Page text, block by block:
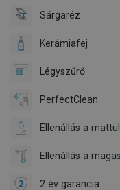
Sárgaréz
Kerámiafej
Légyszűrő
PerfectClean
Ellenállás a
Ellenállás a
2 év garancia